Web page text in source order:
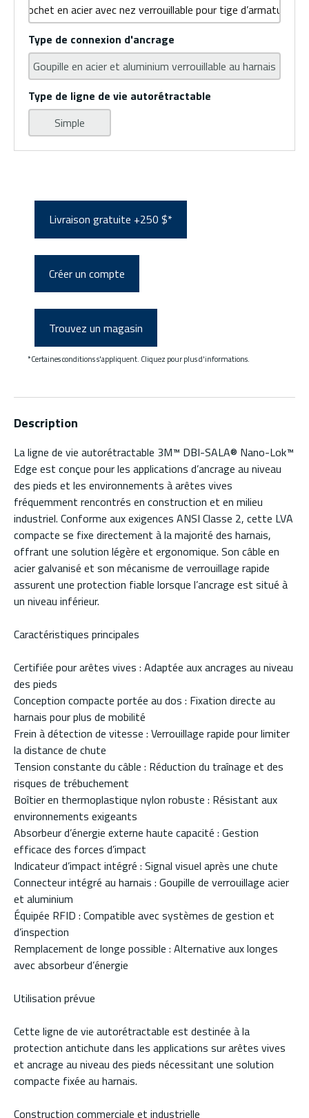
Crochet en acier avec nez verrouillable pour tige d’armature
Type de connexion d'ancrage
Goupille en acier et aluminium verrouillable au harnais
Type de ligne de vie autorétractable
Simple
Livraison gratuite +250 $*
Créer un compte
Trouvez un magasin
*Certaines conditions s'appliquent. Cliquez pour plus d'informations.
Description
La ligne de vie autorétractable 3M™ DBI-SALA® Nano-Lok™
Edge est conçue pour les applications d’ancrage au niveau
des pieds et les environnements à arêtes vives
fréquemment rencontrés en construction et en milieu
industriel. Conforme aux exigences ANSI Classe 2, cette LVA
compacte se fixe directement à la majorité des harnais,
offrant une solution légère et ergonomique. Son câble en
acier galvanisé et son mécanisme de verrouillage rapide
assurent une protection fiable lorsque l’ancrage est situé à
un niveau inférieur.
Caractéristiques principales
Certifiée pour arêtes vives : Adaptée aux ancrages au niveau
des pieds
Conception compacte portée au dos : Fixation directe au
harnais pour plus de mobilité
Frein à détection de vitesse : Verrouillage rapide pour limiter
la distance de chute
Tension constante du câble : Réduction du traînage et des
risques de trébuchement
Boîtier en thermoplastique nylon robuste : Résistant aux
environnements exigeants
Absorbeur d’énergie externe haute capacité : Gestion
efficace des forces d’impact
Indicateur d’impact intégré : Signal visuel après une chute
Connecteur intégré au harnais : Goupille de verrouillage acier
et aluminium
Équipée RFID : Compatible avec systèmes de gestion et
d’inspection
Remplacement de longe possible : Alternative aux longes
avec absorbeur d’énergie
Utilisation prévue
Cette ligne de vie autorétractable est destinée à la
protection antichute dans les applications sur arêtes vives
et ancrage au niveau des pieds nécessitant une solution
compacte fixée au harnais.
Construction commerciale et industrielle